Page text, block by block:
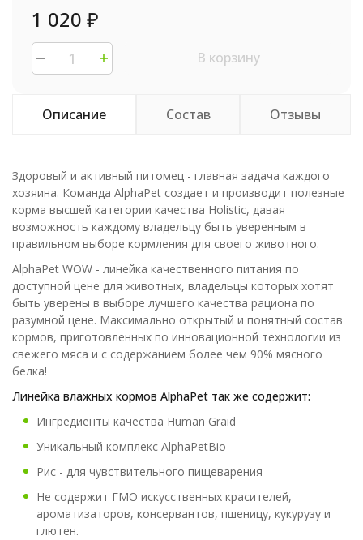
1 020 ₽
В корзину
Описание Состав Отзывы
Здоровый и активный питомец - главная задача каждого
хозяина. Команда AlphaPet создает и производит полезные
корма высшей категории качества Holistiс, давая
возможность каждому владельцу быть уверенным в
правильном выборе кормления для своего животного.
AlphaPet WOW - линейка качественного питания по
доступной цене для животных, владельцы которых хотят
быть уверены в выборе лучшего качества рациона по
разумной цене. Максимально открытый и понятный состав
кормов, приготовленных по инновационной технологии из
свежего мяса и с содержанием более чем 90% мясного
белка!
Линейка влажных кормов AlphaPet так же содержит:
Ингредиенты качества Human Graid
Уникальный комплекс AlphaPetBio
Рис - для чувствительного пищеварения
Не содержит ГМО искусственных красителей,
ароматизаторов, консервантов, пшеницу, кукурузу и
глютен.